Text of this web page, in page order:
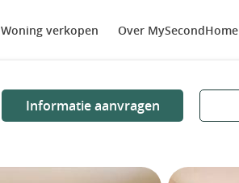
Woning verkopen Over MySecondHome
Informatie aanvragen